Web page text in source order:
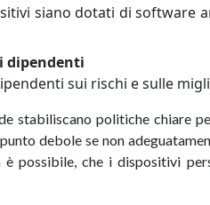
siano dotati di software
dipendenti
sui rischi e sulle
stabiliscano politiche chiare
debole se non
è possibile, che i dispositivi